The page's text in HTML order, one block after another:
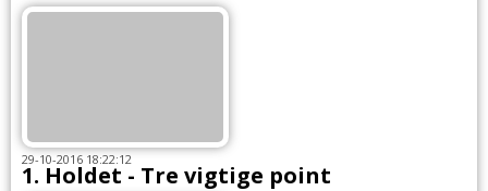
29-10-2016 18:22:12
1. Holdet - Tre vigtige point